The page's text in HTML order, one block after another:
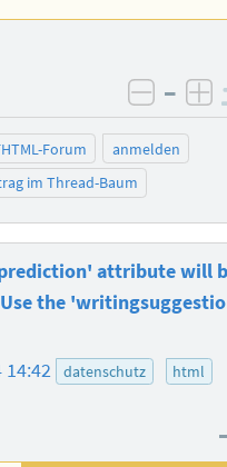
–
Forum
anmelden
im Thread-Baum
attribute will
the
14:42 datenschutz
html